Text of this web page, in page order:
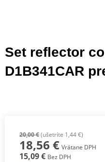
Set reflector
D1B341CAR
20,00 €(ušetríte 1,44 €)
18,56 € Vrátane DPH
15,09 € Bez DPH